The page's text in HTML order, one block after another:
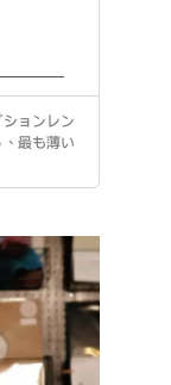
ョンレン
最も薄い